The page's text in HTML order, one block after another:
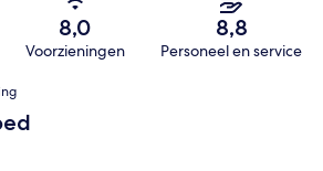
8,0
Voorzieningen
8,8
Personeel en service